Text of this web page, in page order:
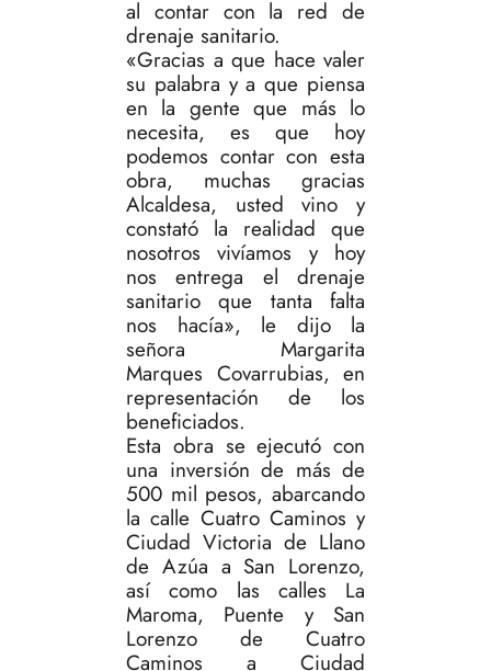
al contar con la red de
drenaje sanitario.
«Gracias a que hace valer
su palabra y a que piensa
en la gente que más lo
necesita, es que hoy
podemos contar con esta
obra, muchas gracias
Alcaldesa, usted vino y
constató la realidad que
nosotros vivíamos y hoy
nos entrega el drenaje
sanitario que tanta falta
nos hacía», le dijo la
señora Margarita
Marques Covarrubias, en
representación de los
beneficiados.
Esta obra se ejecutó con
una inversión de más de
500 mil pesos, abarcando
la calle Cuatro Caminos y
Ciudad Victoria de Llano
de Azúa a San Lorenzo,
así como las calles La
Maroma, Puente y San
Lorenzo de Cuatro
Caminos a Ciudad